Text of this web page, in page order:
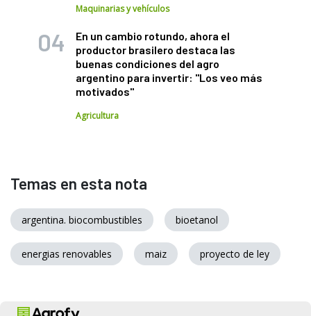
Maquinarias y vehículos
En un cambio rotundo, ahora el
productor brasilero destaca las
buenas condiciones del agro
argentino para invertir: "Los veo más
motivados"
Agricultura
Temas en esta nota
argentina. biocombustibles bioetanol
energias renovables maiz proyecto de ley